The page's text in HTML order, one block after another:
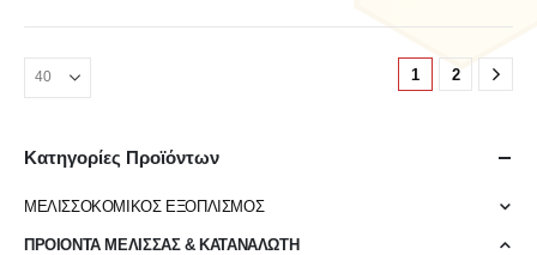
1 2
Κατηγορίες Προϊόντων
ΜΕΛΙΣΣΟΚΟΜΙΚΟΣ ΕΞΟΠΛΙΣΜΟΣ
ΠΡΟΙΟΝΤΑ ΜΕΛΙΣΣΑΣ & ΚΑΤΑΝΑΛΩΤΗ